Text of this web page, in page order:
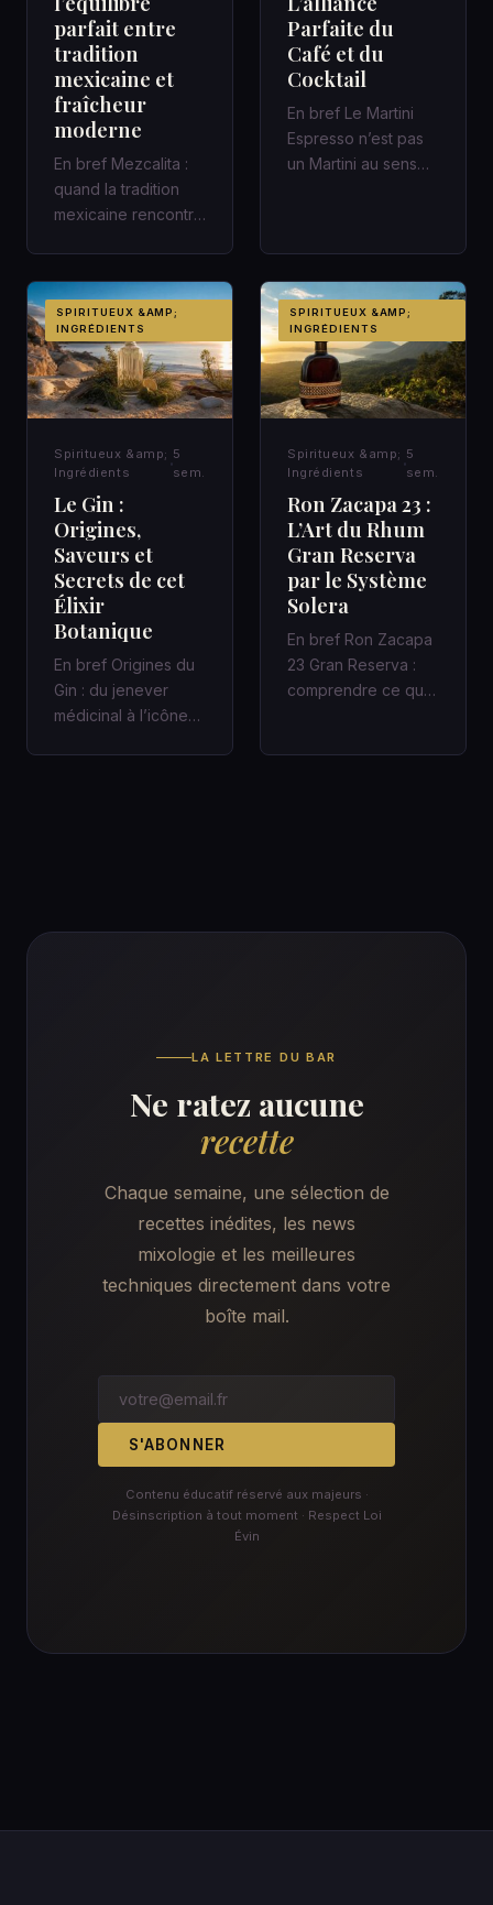
parfait entre
tradition
mexicaine et
fraîcheur
moderne
En bref Mezcalita :
quand la tradition
mexicaine rencontre
d’a…
Parfaite du
Café et du
Cocktail
En bref Le Martini
Espresso n’est pas
un Martini au sens
SPIRITUEUX &AMP;
INGRÉDIENTS
Spiritueux &amp;
Ingrédients
5
sem.
Le Gin :
Origines,
Saveurs et
Secrets de cet
Élixir
Botanique
En bref Origines du
Gin : du jenever
médicinal à l’icône
SPIRITUEUX &AMP;
INGRÉDIENTS
Spiritueux &amp;
Ingrédients
5
sem.
Ron Zacapa 23 :
L’Art du Rhum
Gran Reserva
par le Système
Solera
En bref Ron Zacapa
23 Gran Reserva :
comprendre ce que
LA LETTRE DU BAR
Ne ratez aucune
recette
Chaque semaine, une sélection de
recettes inédites, les news
mixologie et les meilleures
techniques directement dans votre
boîte mail.
S'ABONNER
Contenu éducatif réservé aux majeurs ·
Désinscription à tout moment · Respect Loi
Évin